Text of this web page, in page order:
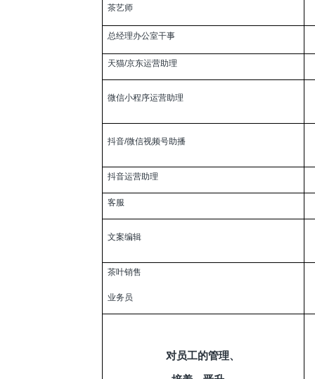
茶艺师
总经理办公室干事
天猫/京东运营助理
微信小程序运营助理
抖音/微信视频号助播
抖音运营助理
客服
文案编辑
茶叶销售
业务员
对员工的管理、